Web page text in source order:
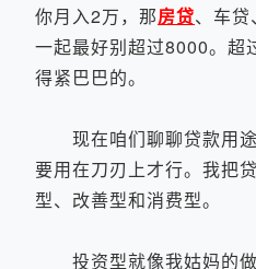
你月入2万，那房贷、车
一起最好别超过8000。超
得紧巴巴的。
现在咱们聊聊贷款用途
要用在刀刃上才行。我把
型、改善型和消费型。
投资型就像我姑妈的做